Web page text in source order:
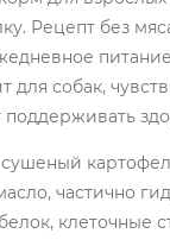
Рецепт без
для собак,
сушеный
частично
клеточные